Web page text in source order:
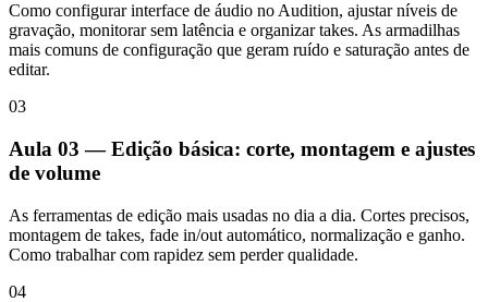
Como configurar interface de áudio no Audition, ajustar níveis de
gravação, monitorar sem latência e organizar takes. As armadilhas
mais comuns de configuração que geram ruído e saturação antes de
editar.
03
Aula 03 — Edição básica: corte, montagem e ajustes
de volume
As ferramentas de edição mais usadas no dia a dia. Cortes precisos,
montagem de takes, fade in/out automático, normalização e ganho.
Como trabalhar com rapidez sem perder qualidade.
04